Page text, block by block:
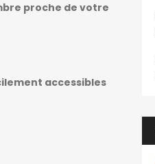
proche de votre
accessibles